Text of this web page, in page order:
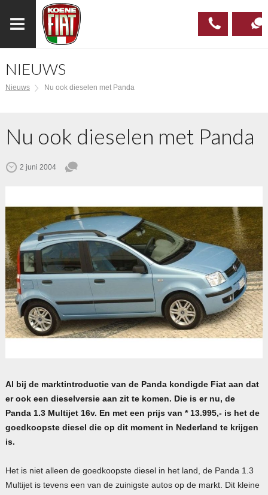
NIEUWS
Nieuws Nu ook dieselen met Panda
Nu ook dieselen met Panda
2 juni 2004
Al bij de marktintroductie van de Panda kondigde Fiat aan dat
er ook een dieselversie aan zit te komen. Die is er nu, de
Panda 1.3 Multijet 16v. En met een prijs van * 13.995,- is het de
goedkoopste diesel die op dit moment in Nederland te krijgen
is.
Het is niet alleen de goedkoopste diesel in het land, de Panda 1.3
Multijet is tevens een van de zuinigste autos op de markt. Dit kleine